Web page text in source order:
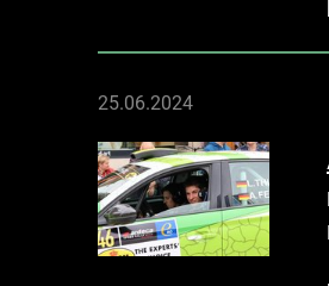
25.06.2024